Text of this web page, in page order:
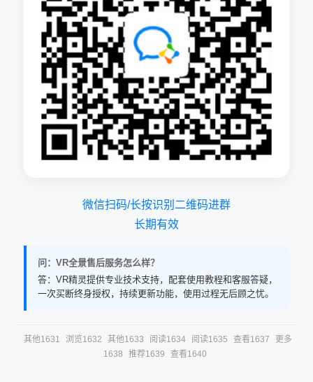
微信扫码/长按识别二维码进群
长期有效
问：VR全景售后服务怎么样？
答：VR精灵提供专业技术支持，配套使用教程和客服答疑，
一次买断终身授权，持续更新功能，使用过程无后顾之忧。
其他1631 浏览1632 其他1633 阅读1634 阅读1635 查看1637
更多
1638
推荐1639 查看1640